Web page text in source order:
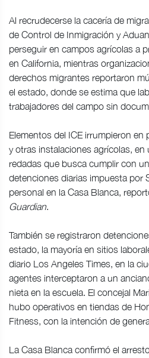
Al recrudecerse la cacería de
de Control de Inmigración y
perseguir en campos agrícolas a
en California, mientras
derechos migrantes reportaron
el estado, donde se estima que
trabajadores del campo sin
Elementos del ICE irrumpieron
y otras instalaciones agrícolas, en
redadas que busca cumplir con
detenciones diarias impuesta por
personal en la Casa Blanca,
Guardian.
También se registraron
estado, la mayoría en sitios
diario Los Angeles Times, en la
agentes interceptaron a un
nieta en la escuela. El concejal
hubo operativos en tiendas de
Fitness, con la intención de
La Casa Blanca confirmó el